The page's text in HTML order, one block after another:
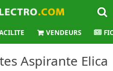
VENDEURS
Aspirante Elica